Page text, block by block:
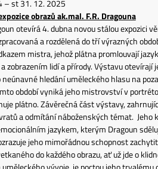
– st 31. 12. 2025
obrazů ak.mal. F.R. Dragouna
otevírá 4. dubna novou stálou expozici
a rozdělená do tří výrazných
mistra, jehož plátna promlouvají
zobrazením lidí a přírody. Výstavu otevírají
neúnavné hledání uměleckého hlasu na
období vyniká jeho mistrovství v
plátno. Závěrečná část výstavy,
a odmítání náboženských témat.
jazykem, kterým Dragoun
jeho mimořádnou schopnost
do každého obrazu, ať už jde o